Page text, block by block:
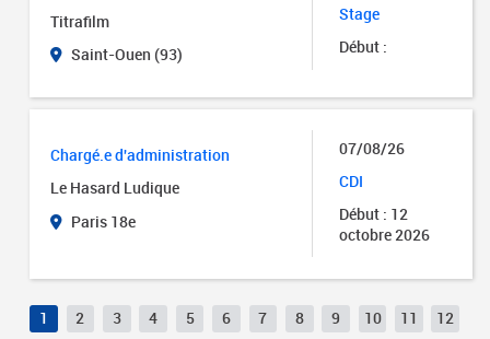
Titrafilm
Saint-Ouen (93)
Stage
Début :
Chargé.e d'administration
Le Hasard Ludique
Paris 18e
07/08/26
CDI
Début : 12
octobre 2026
1 2 3 4 5 6 7 8 9 10 11
12